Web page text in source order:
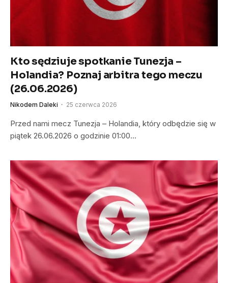
Kto sędziuje spotkanie Tunezja –
Holandia? Poznaj arbitra tego meczu
(26.06.2026)
Nikodem Daleki 25 czerwca 2026
Przed nami mecz Tunezja – Holandia, który odbędzie się w
piątek 26.06.2026 o godzinie 01:00…